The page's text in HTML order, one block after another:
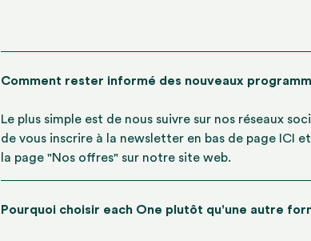
Comment rester informé des nouveaux
Le plus simple est de nous suivre sur nos réseaux
de vous inscrire à la newsletter en bas de page ICI
la page "Nos offres" sur notre site web.
Pourquoi choisir each One plutôt qu'une autre